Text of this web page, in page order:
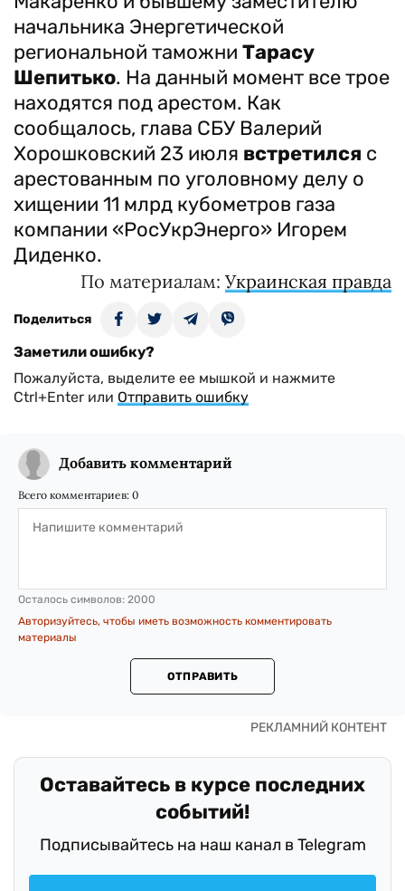
начальника Энергетической
региональной таможни Тарасу
Шепитько. На данный момент все трое
находятся под арестом. Как
сообщалось, глава СБУ Валерий
Хорошковский 23 июля встретился с
арестованным по уголовному делу о
хищении 11 млрд кубометров газа
компании «РосУкрЭнерго» Игорем
Диденко.
По материалам: Украинская правда
Поделиться
Заметили ошибку?
Пожалуйста, выделите ее мышкой и нажмите
Ctrl+Enter или Отправить ошибку
Добавить комментарий
Всего комментариев: 0
Осталось символов: 2000
Авторизуйтесь, чтобы иметь возможность комментировать
материалы
ОТПРАВИТЬ
Оставайтесь в курсе последних
событий!
Подписывайтесь на наш канал в Telegram